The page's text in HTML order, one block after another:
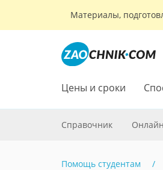
Материалы,
Цены и сроки
Справочник
Помощь студентам